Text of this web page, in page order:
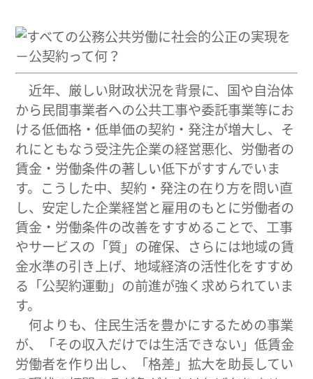
近年、厳しい財政状況を背景に、国や自治体
から民間事業者への公共工事や委託事業等にお
ける低価格・低単価の契約・発注が増大し、そ
れにともなう受注先企業の経営悪化、労働者の
賃金・労働条件の著しい低下がすすんでいま
す。こうした中、契約・発注の在り方を問い直
し、安定した企業経営と雇用のもとに労働者の
賃金・労働条件の改善をすすめることで、工事
やサービスの「質」の確保、さらには地域の賃
金水準の引き上げ、地域経済の活性化をすすめ
る「公契約運動」の前進が強く求められていま
す。
何よりも、住民生活を豊かにするための事業
が、「その収入だけでは生活できない」低賃金
労働者を作り出し、「格差」拡大を助長してい